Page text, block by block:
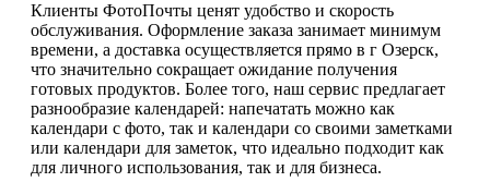
Клиенты ФотоПочты ценят удобство и скорость
обслуживания. Оформление заказа занимает минимум
времени, а доставка осуществляется прямо в г Озерск,
что значительно сокращает ожидание получения
готовых продуктов. Более того, наш сервис предлагает
разнообразие календарей: напечатать можно как
календари с фото, так и календари со своими заметками
или календари для заметок, что идеально подходит как
для личного использования, так и для бизнеса.